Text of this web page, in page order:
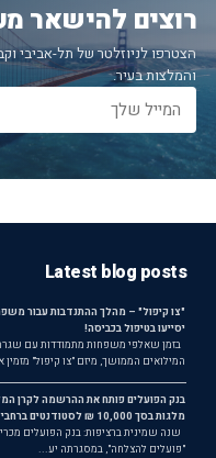
רוצים להישאר
הצטרפו לניוזלטר של תל-אביבי
והמלצות בעיר.
Latest blog posts
"צו קיפול" – מהלך ההתנדבות עבור
יסייעו בטיפול בכביסה!
בזמן שאלפי משפחות מתמודדות עם
המילואים הממושך, מיזם "צו קיפול" מזמין
מלגות בסך 10,000 ₪ לסטודנטים ברחבי הארץ!!!
שנה שמינית ברציפות: בנק הפועלים
"פועלים להצלחה", במסגרתה יע...